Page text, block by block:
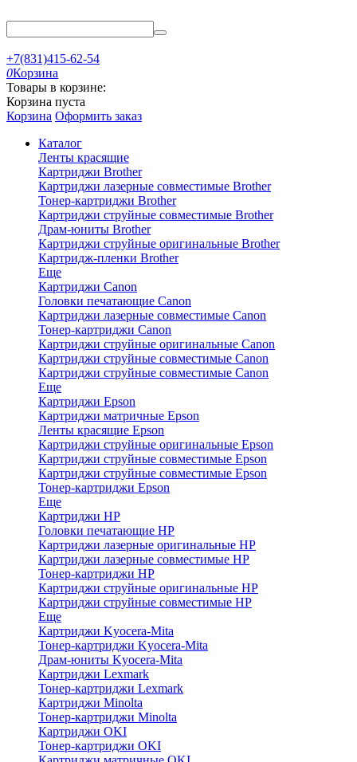
+7(831)415-62-54
0Корзина
Товары в корзине:
Корзина пуста
Корзина Оформить заказ
Каталог
Ленты красящие
Картриджи Brother
Картриджи лазерные совместимые Brother
Тонер-картриджи Brother
Картриджи струйные совместимые Brother
Драм-юниты Brother
Картриджи струйные оригинальные Brother
Картридж-пленки Brother
Еще
Картриджи Canon
Головки печатающие Canon
Картриджи лазерные совместимые Canon
Тонер-картриджи Canon
Картриджи струйные оригинальные Canon
Картриджи струйные совместимые Canon
Картриджи струйные совместимые Canon
Еще
Картриджи Epson
Картриджи матричные Epson
Ленты красящие Epson
Картриджи струйные оригинальные Epson
Картриджи струйные совместимые Epson
Картриджи струйные совместимые Epson
Тонер-картриджи Epson
Еще
Картриджи HP
Головки печатающие HP
Картриджи лазерные оригинальные HP
Картриджи лазерные совместимые HP
Тонер-картриджи HP
Картриджи струйные оригинальные HP
Картриджи струйные совместимые HP
Еще
Картриджи Kyocera-Mita
Тонер-картриджи Kyocera-Mita
Драм-юниты Kyocera-Mita
Картриджи Lexmark
Тонер-картриджи Lexmark
Картриджи Minolta
Тонер-картриджи Minolta
Картриджи OKI
Тонер-картриджи OKI